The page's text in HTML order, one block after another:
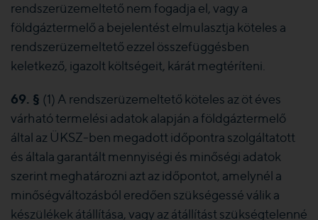
rendszerüzemeltető nem fogadja el, vagy a
földgáztermelő a bejelentést elmulasztja köteles a
rendszerüzemeltető ezzel összefüggésben
keletkező, igazolt költségeit, kárát megtéríteni.
69. § (1) A rendszerüzemeltető köteles az öt éves
várható termelési adatok alapján a földgáztermelő
által az ÜKSZ-ben megadott időpontra szolgáltatott
és általa garantált mennyiségi és minőségi adatok
szerint meghatározni azt az időpontot, amelynél a
minőségváltozásból eredően szükségessé válik a
készülékek átállítása, vagy az átállítást szükségtelenné